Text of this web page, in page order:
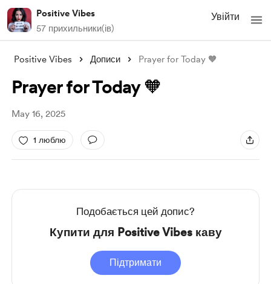
Positive Vibes
57 прихильники(ів)
Увійти
Positive Vibes Дописи Prayer for Today 🧡
Prayer for Today 🧡
May 16, 2025
1 люблю
Подобається цей допис?
Купити для Positive Vibes каву
Підтримати